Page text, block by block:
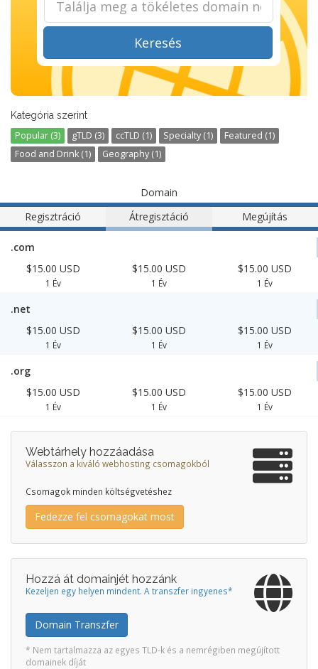
Keresés
Kategória szerint
Popular (3) gTLD (3) ccTLD (1) Specialty (1)
Featured (1)
Food and Drink (1)
Geography (1)
Domain
Regisztráció
Átregisztáció Megújítás
.com
$15.00 USD
1 Év
$15.00 USD
1 Év
$15.00 USD
1 Év
.net
$15.00 USD
1 Év
$15.00 USD
1 Év
$15.00 USD
1 Év
.org
$15.00 USD
1 Év
$15.00 USD
1 Év
$15.00 USD
1 Év
Webtárhely hozzáadása
Válasszon a kiváló webhosting csomagokból
Csomagok minden költségvetéshez
Fedezze fel csomagokat most
Hozzá át domainjét hozzánk
Kezeljen egy helyen mindent. A transzfer ingyenes*
Domain Transzfer
* Nem tartalmazza az egyes TLD-k és a nemrégiben megújított
domainek díját